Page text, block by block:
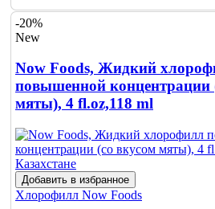
-20%
New
Now Foods, Жидкий
повышенной концентрации
мяты), 4 fl.oz,118 ml
Добавить в избранное
Хлорофилл Now Foods